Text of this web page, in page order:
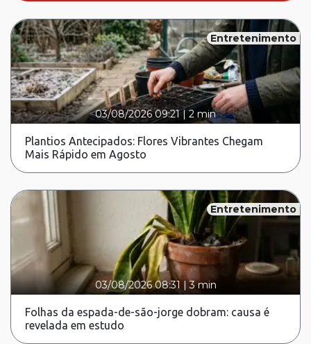
Entretenimento
03/08/2026 09:21|2 min
Plantios Antecipados: Flores Vibrantes Chegam
Mais Rápido em Agosto
Entretenimento
03/08/2026 08:31 |3 min
Folhas da espada-de-são-jorge dobram: causa é
revelada em estudo